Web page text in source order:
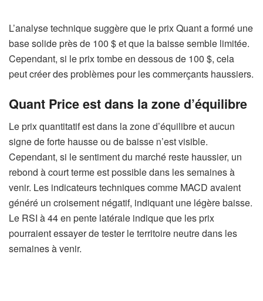
L’analyse technique suggère que le prix Quant a formé une
base solide près de 100 $ et que la baisse semble limitée.
Cependant, si le prix tombe en dessous de 100 $, cela
peut créer des problèmes pour les commerçants haussiers.
Quant Price est dans la zone d’équilibre
Le prix quantitatif est dans la zone d’équilibre et aucun
signe de forte hausse ou de baisse n’est visible.
Cependant, si le sentiment du marché reste haussier, un
rebond à court terme est possible dans les semaines à
venir. Les indicateurs techniques comme MACD avaient
généré un croisement négatif, indiquant une légère baisse.
Le RSI à 44 en pente latérale indique que les prix
pourraient essayer de tester le territoire neutre dans les
semaines à venir.